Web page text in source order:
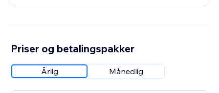
Priser og betalingspakker
Årlig Månedlig